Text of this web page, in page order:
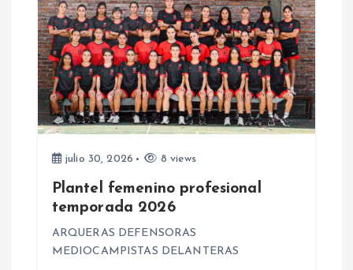
s
julio 30, 2026 8 views
Plantel femenino profesional
temporada 2026
ARQUERAS DEFENSORAS
MEDIOCAMPISTAS DELANTERAS